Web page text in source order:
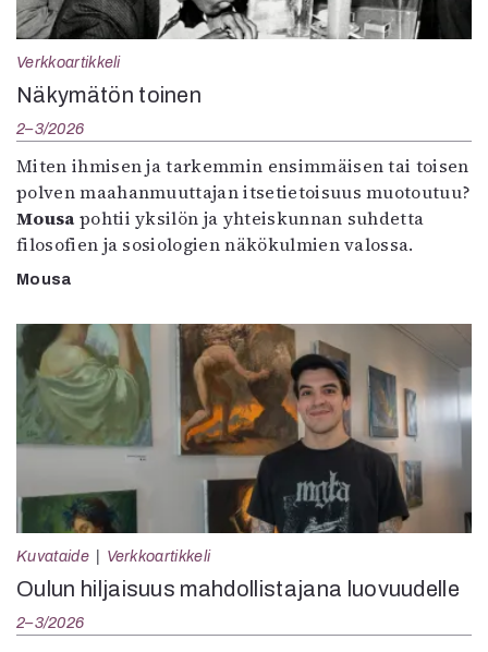
Verkkoartikkeli
Näkymätön toinen
2–3/2026
Miten ihmisen ja tarkemmin ensimmäisen tai toisen
polven maahanmuuttajan itsetietoisuus muotoutuu?
Mousa pohtii yksilön ja yhteiskunnan suhdetta
filosofien ja sosiologien näkökulmien valossa.
Mousa
Kuvataide Verkkoartikkeli
Oulun hiljaisuus mahdollistajana luovuudelle
2–3/2026